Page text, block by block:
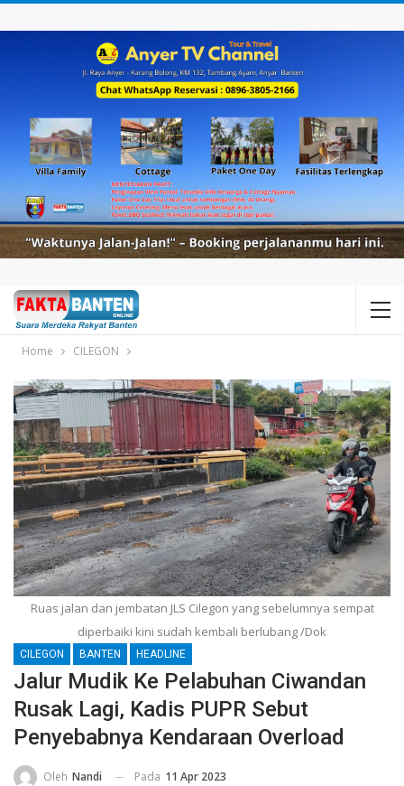
Home CILEGON
Ruas jalan dan jembatan JLS Cilegon yang sebelumnya sempat
diperbaiki kini sudah kembali berlubang /Dok
CILEGON BANTEN HEADLINE
Jalur Mudik Ke Pelabuhan Ciwandan
Rusak Lagi, Kadis PUPR Sebut
Penyebabnya Kendaraan Overload
Oleh Nandi Pada 11 Apr 2023